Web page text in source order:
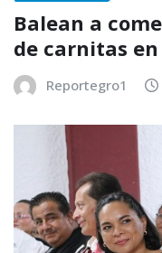
Balean a
de carnitas
Reportegro1